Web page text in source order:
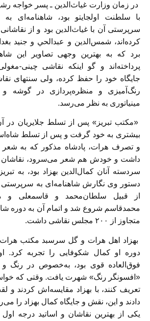
در زمان وزارت غياث‌الدين ـ پسر خواجه
با سلطنت اولجايتو بود، شاهنامه‌ای
سرپرستی آن با غياث‌الدين بود و از
كرده‌اند، شمس‌الدين و عبدالحي و جنيد
برد كه به بهترين وجهی تصاوير اين
پرداخته‌اند و گو اينكه نقاشی چينی-
جايگاه خود را حفظ كرده، ولی سنتهای
رنگ‌آميزی و منظره‌پردازی در گوشه و
مينياتوری به نظر می‌رسد.
«مكتب تبريز» پس از تسلط جلايريان در آن
بيشتری به خود گرفت و پس از تسلط
و تصرف هرات، پادشاه مذكور كه به
داشت و خودش هم شعر می‌سرود، نقاشان
سردسته آنان كمال‌الدين بهزاد بود، به
دستور وی نگارش شاهنامه‌ای به سرپرستی
از قبيل سلطان‌محمد و قاسمعلی و
محمدقاسم شروع شد و اتمام آن به دوره
متجاوز از ۲۰۰ مجلس نقاشی داشت.
بهزاد اهل هرات و گل سرسبد مكتب هرات
دوره او كمال شكوفايی را تجربه كرد.
فوق‌العاده قوی بود، به‌خصوص در رنگ
«افسونگر رنگ» شهرت يافت. وقتی كه
تعريف كنند، با بهزاد مقايسه‌اش كردند و
دادند و اين، نقش و جايگاه كمال بهزاد را
يكی از بهترين نقاشان و اساتيد درجه